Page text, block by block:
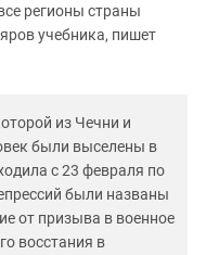
регионы страны
учебника, пишет
из Чечни и
были выселены в
с 23 февраля по
были названы
от призыва в военное
восстания в